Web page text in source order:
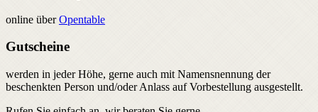
online überOpentable
Gutscheine
werden in jeder Höhe, gerne auch mit Namensnennung der
beschenkten Person und/oder Anlass auf Vorbestellung ausgestellt.